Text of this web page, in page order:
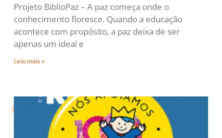
Projeto BiblioPaz – A paz começa onde o
conhecimento floresce. Quando a educação
acontece com propósito, a paz deixa de ser
apenas um ideal e
Leia mais »